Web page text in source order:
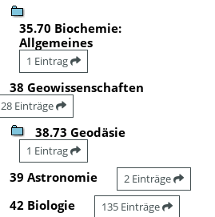
35.70 Biochemie:
Allgemeines
1 Eintrag
38 Geowissenschaften
28 Einträge
38.73 Geodäsie
1 Eintrag
39 Astronomie 2 Einträge
42 Biologie 135 Einträge